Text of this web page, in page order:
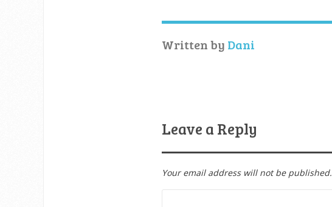
Written by Dani
Leave a Reply
Your email address will not be published.